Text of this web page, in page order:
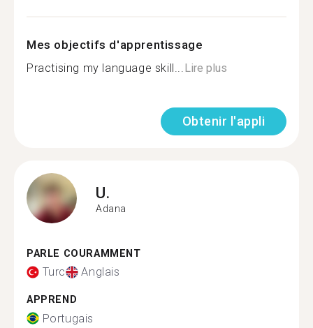
Mes objectifs d'apprentissage
Practising my language skill... Lire plus
Obtenir l'appli
U.
Adana
PARLE COURAMMENT
Turc Anglais
APPREND
Portugais